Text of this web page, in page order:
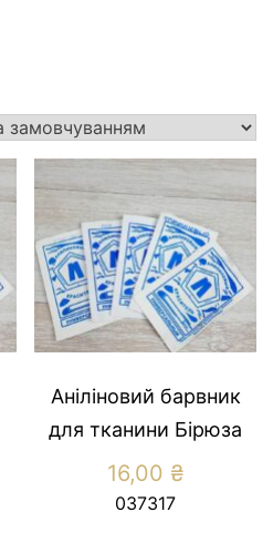
Аніліновий барвник
для тканини Бірюза
16,00 ₴
037317